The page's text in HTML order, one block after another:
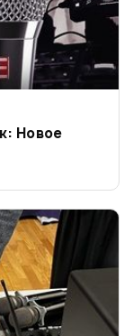
Новое